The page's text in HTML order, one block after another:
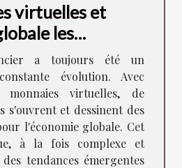
virtuelles et
les
surveiller
a toujours été un
évolution. Avec
monnaies virtuelles, de
s'ouvrent et dessinent des
l'économie globale. Cet
à la fois complexe et
tendances émergentes